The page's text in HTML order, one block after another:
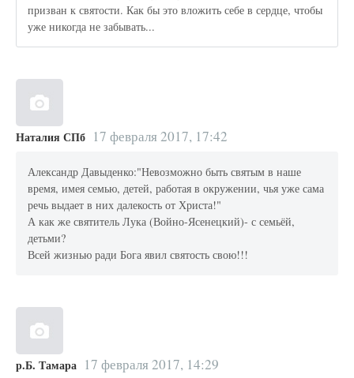
призван к святости. Как бы это вложить себе в сердце, чтобы
уже никогда не забывать...
Наталия СПб 17 февраля 2017, 17:42
Александр Давыденко:"Невозможно быть святым в наше
время, имея семью, детей, работая в окружении, чья уже сама
речь выдает в них далекость от Христа!"
А как же святитель Лука (Войно-Ясенецкий)- с семьёй,
детьми?
Всей жизнью ради Бога явил святость свою!!!
р.Б. Тамара 17 февраля 2017, 14:29